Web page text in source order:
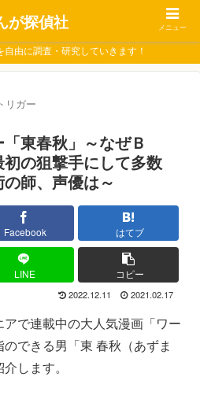
由に調査・研究していきます！
リガー
東春秋」～なぜＢ
の狙撃手にして多数
師、声優は～
Facebook はてブ
LINE コピー
2022.12.11 2021.02.17
で連載中の大人気漫画「ワー
できる男「東 春秋（あずま
します。
が探偵社 メニュー